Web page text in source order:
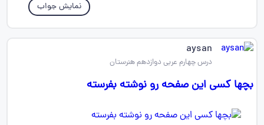
نمایش جواب
aysan
درس چهارم عربی دوازدهم هنرستان
بچها کسی این صفحه رو نوشته بفرسته